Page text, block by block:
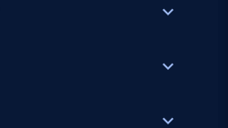
expand_more
expand_more
expand_more